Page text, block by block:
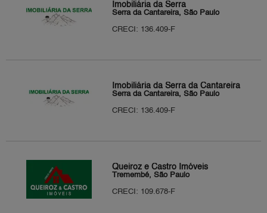
Imobiliária da Serra
Serra da Cantareira, São Paulo
CRECI: 136.409-F
Imobiliária da Serra da Cantareira
Serra da Cantareira, São Paulo
CRECI: 136.409-F
Queiroz e Castro Imóveis
Tremembé, São Paulo
CRECI: 109.678-F